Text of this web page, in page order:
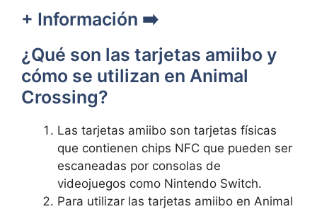
+ Información ➡️
¿Qué son las‍ tarjetas amiibo y
cómo se utilizan en⁣ Animal
Crossing?
Las ​tarjetas amiibo son tarjetas físicas
que contienen chips NFC que pueden ser
‍escaneadas por consolas de
videojuegos como⁣ Nintendo⁣ Switch.
Para utilizar las‌ tarjetas ⁤amiibo ⁢en Animal⁤